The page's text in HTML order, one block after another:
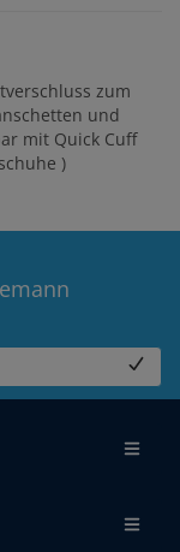
zum
und
mit Quick Cuff
)